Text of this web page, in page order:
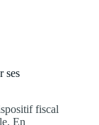
ses
fiscal
En